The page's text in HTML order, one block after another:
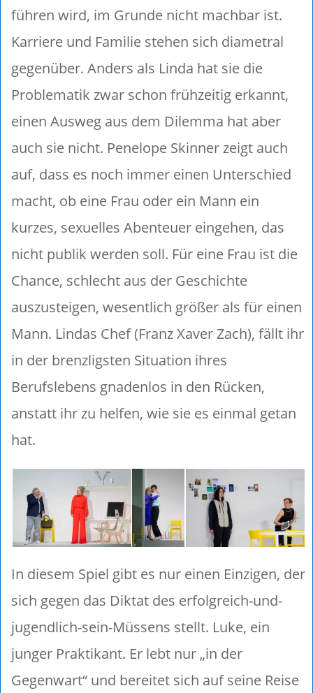
führen wird, im Grunde nicht machbar ist.
Karriere und Familie stehen sich diametral
gegenüber. Anders als Linda hat sie die
Problematik zwar schon frühzeitig erkannt,
einen Ausweg aus dem Dilemma hat aber
auch sie nicht. Penelope Skinner zeigt auch
auf, dass es noch immer einen Unterschied
macht, ob eine Frau oder ein Mann ein
kurzes, sexuelles Abenteuer eingehen, das
nicht publik werden soll. Für eine Frau ist die
Chance, schlecht aus der Geschichte
auszusteigen, wesentlich größer als für einen
Mann. Lindas Chef (Franz Xaver Zach), fällt ihr
in der brenzligsten Situation ihres
Berufslebens gnadenlos in den Rücken,
anstatt ihr zu helfen, wie sie es einmal getan
hat.
In diesem Spiel gibt es nur einen Einzigen, der
sich gegen das Diktat des erfolgreich-und-
jugendlich-sein-Müssens stellt. Luke, ein
junger Praktikant. Er lebt nur „in der
Gegenwart“ und bereitet sich auf seine Reise